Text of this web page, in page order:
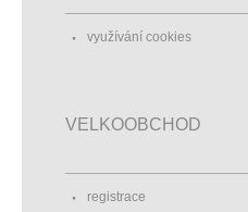
využívání cookies
VELKOOBCHOD
registrace